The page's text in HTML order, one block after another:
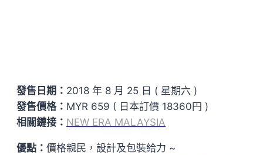
發售日期： 2018 年 8 月 25 日 ( 星期六 )
發售價格： MYR 659 ( 日本訂價 18360円 )
相關鏈接： NEW ERA MALAYSIA
優點： 價格親民，設計及包裝給力 ~